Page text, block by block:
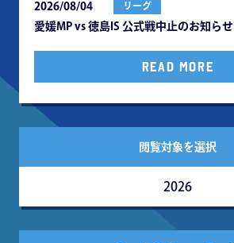
2026/08/04 リーグ
愛媛MP vs 徳島IS 公式戦中⽌のお知らせ
READ MORE
閲覧対象を選択
2026